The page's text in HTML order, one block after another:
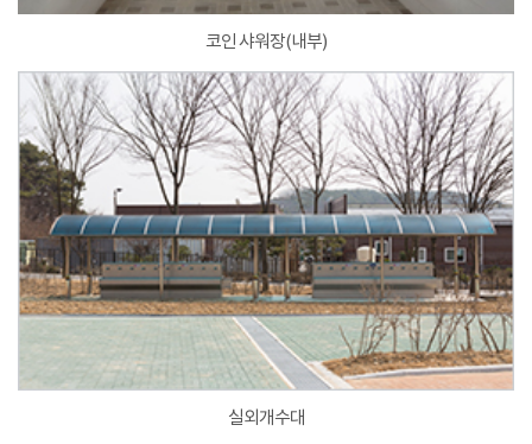
코인 샤워장(내부)
실외개수대